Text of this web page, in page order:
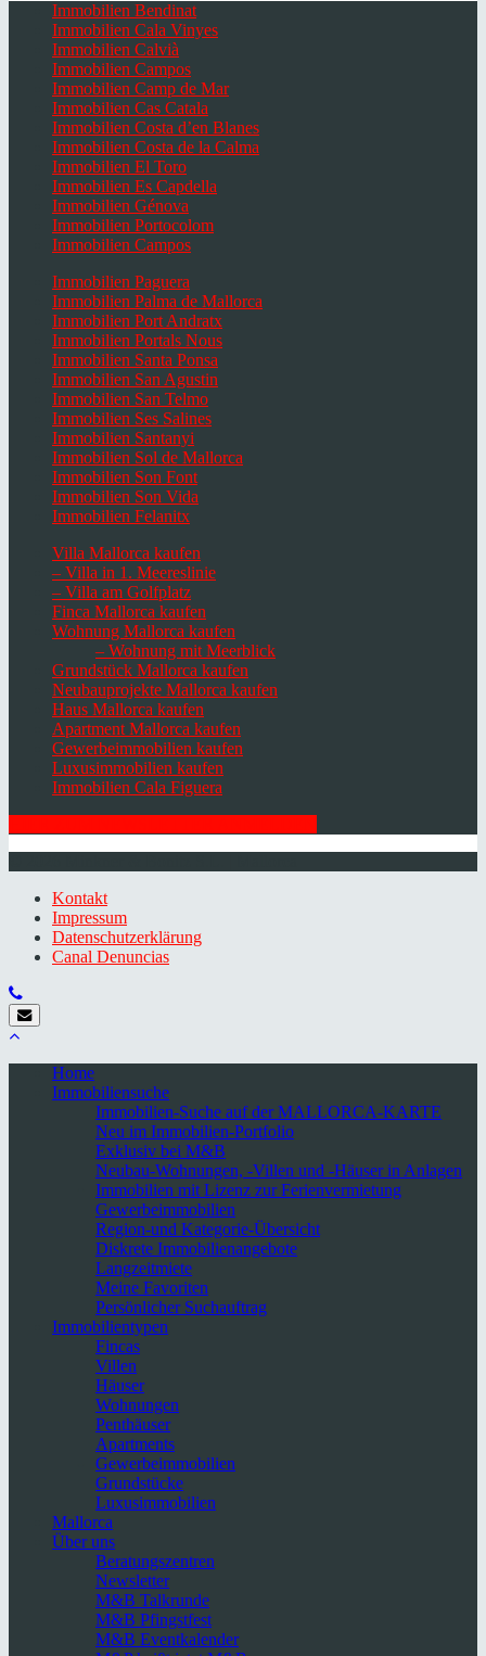
Immobilien Bendinat
Immobilien Cala Vinyes
Immobilien Calvià
Immobilien Campos
Immobilien Camp de Mar
Immobilien Cas Catala
Immobilien Costa d’en Blanes
Immobilien Costa de la Calma
Immobilien El Toro
Immobilien Es Capdella
Immobilien Génova
Immobilien Portocolom
Immobilien Campos
Immobilien Paguera
Immobilien Palma de Mallorca
Immobilien Port Andratx
Immobilien Portals Nous
Immobilien Santa Ponsa
Immobilien San Agustin
Immobilien San Telmo
Immobilien Ses Salines
Immobilien Santanyi
Immobilien Sol de Mallorca
Immobilien Son Font
Immobilien Son Vida
Immobilien Felanitx
Villa Mallorca kaufen
– Villa in 1. Meereslinie
– Villa am Golfplatz
Finca Mallorca kaufen
Wohnung Mallorca kaufen
– Wohnung mit Meerblick
Grundstück Mallorca kaufen
Neubauprojekte Mallorca kaufen
Haus Mallorca kaufen
Apartment Mallorca kaufen
Gewerbeimmobilien kaufen
Luxusimmobilien kaufen
Immobilien Cala Figuera
Kontakt
Impressum
Datenschutzerklärung
Canal Denuncias
Home
Immobiliensuche
Immobilien-Suche auf der MALLORCA-KARTE
Neu im Immobilien-Portfolio
Exklusiv bei M&B
Neubau-Wohnungen, -Villen und -Häuser in Anlagen
Immobilien mit Lizenz zur Ferienvermietung
Gewerbeimmobilien
Region-und Kategorie-Übersicht
Diskrete Immobilienangebote
Langzeitmiete
Meine Favoriten
Persönlicher Suchauftrag
Immobilientypen
Fincas
Villen
Häuser
Wohnungen
Penthäuser
Apartments
Gewerbeimmobilien
Grundstücke
Luxusimmobilien
Mallorca
Über uns
Beratungszentren
Newsletter
M&B Talkrunde
M&B Pfingstfest
M&B Eventkalender